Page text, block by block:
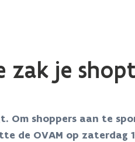
zak je
Om shoppers aan te
de OVAM op zaterdag